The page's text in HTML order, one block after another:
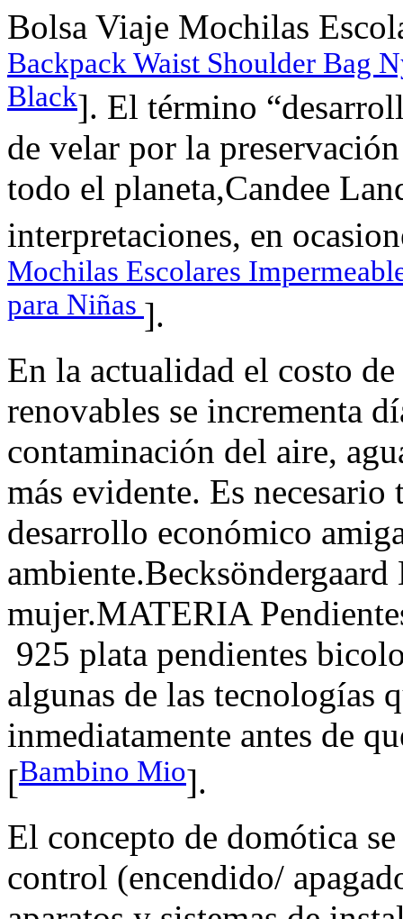
Bolsa Viaje Mochilas
Backpack Waist Shoulder Bag
Black]. El término
de velar por la
todo el planeta,Candee
interpretaciones, en
Mochilas Escolares
para Niñas ].
En la actualidad el costo
renovables se incrementa
contaminación del aire,
más evidente. Es
desarrollo económico
mujer.MATERIA
925 plata pendientes
algunas de las tecnologías
inmediatamente antes de
[Bambino Mio].
El concepto de domótica
control (encendido/